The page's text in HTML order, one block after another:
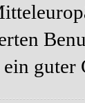
guter